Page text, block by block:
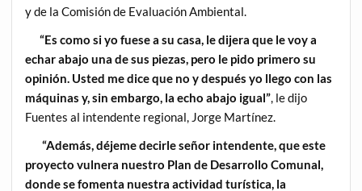
y de la Comisión de Evaluación Ambiental.
“Es como si yo fuese a su casa, le dijera que le voy a
echar abajo una de sus piezas, pero le pido primero su
opinión. Usted me dice que no y después yo llego con las
máquinas y, sin embargo, la echo abajo igual”, le dijo
Fuentes al intendente regional, Jorge Martínez.
“Además, déjeme decirle señor intendente, que este
proyecto vulnera nuestro Plan de Desarrollo Comunal,
donde se fomenta nuestra actividad turística, la